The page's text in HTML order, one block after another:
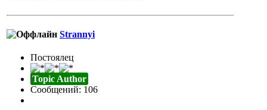
Strannyi
Постоялец
Topic Author
Сообщений: 106